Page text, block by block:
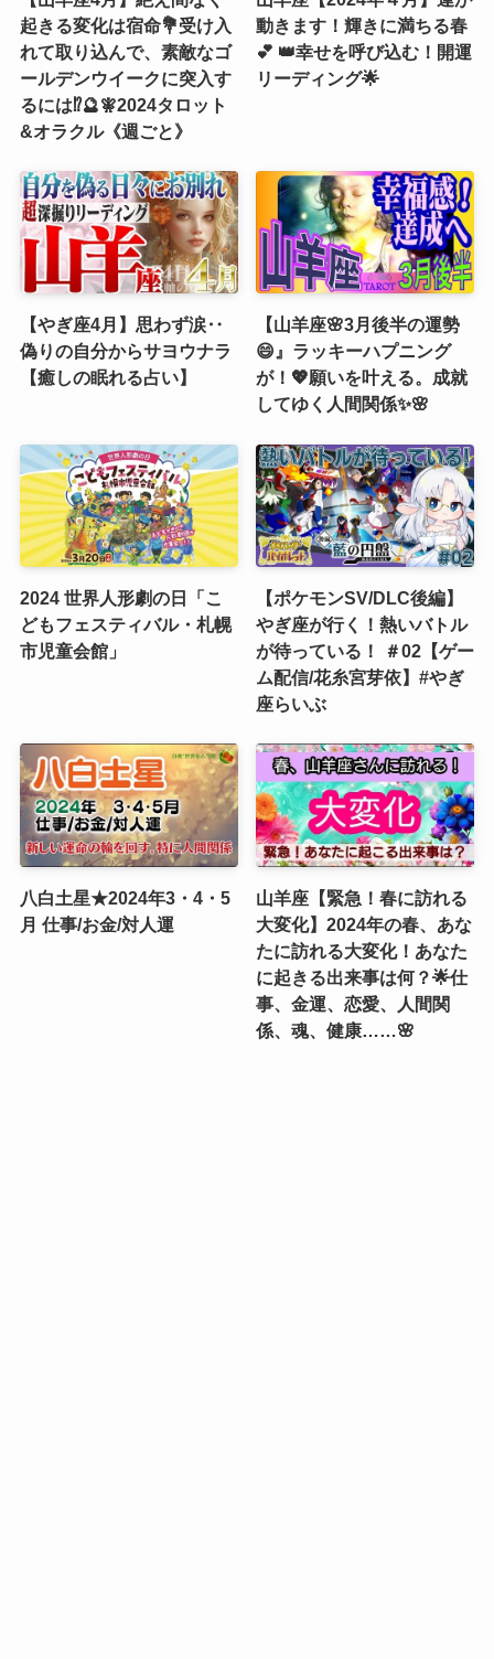
起きる変化は宿命💐受け入
れて取り込んで、素敵なゴ
ールデンウイークに突入す
るには⁉️🔮🧚2024タロット
&オラクル《週ごと》
動きます！輝きに満ちる春
💕 👑幸せを呼び込む！開運
リーディング🌟
【やぎ座4月】思わず涙‥
偽りの自分からサヨウナラ
【癒しの眠れる占い】
【山羊座🌸3月後半の運勢
😄』ラッキーハプニング
が！💖願いを叶える。成就
してゆく人間関係✨🌸
2024 世界人形劇の日「こ
どもフェスティバル・札幌
市児童会館」
【ポケモンSV/DLC後編】
やぎ座が行く！熱いバトル
が待っている！ ＃02【ゲー
ム配信/花糸宮芽依】#やぎ
座らいぶ
八白土星★2024年3・4・5
月 仕事/お金/対人運
山羊座【緊急！春に訪れる
大変化】2024年の春、あな
たに訪れる大変化！あなた
に起きる出来事は何？🌟仕
事、金運、恋愛、人間関
係、魂、健康……🌸